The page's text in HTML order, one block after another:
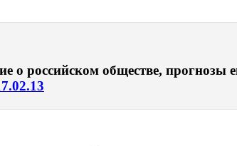
российском обществе, прогнозы